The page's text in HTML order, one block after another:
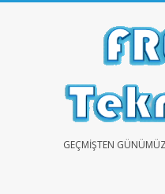
FREEGEÇMIŞTEN